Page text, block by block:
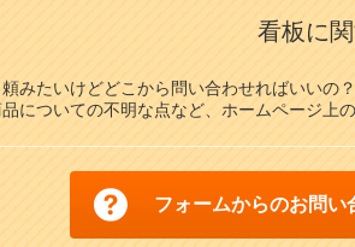
看板に
頼みたいけどどこから問い合わせればいい
についての不明な点など、ホームページ上
フォームからのお問い